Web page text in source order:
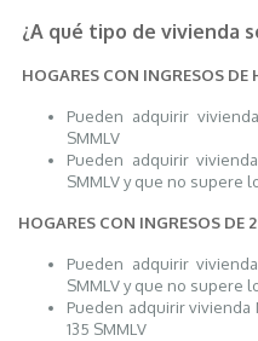
¿A qué tipo de vivienda
HOGARES CON INGRESOS
Pueden adquirir
SMMLV
Pueden adquirir
SMMLV y que no supere
HOGARES CON INGRESOS DE
Pueden adquirir
SMMLV y que no supere
Pueden adquirir vivienda
135 SMMLV